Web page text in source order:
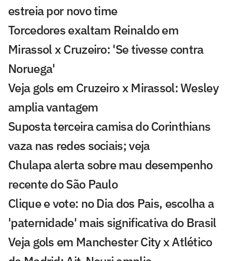
estreia por novo time
Torcedores exaltam Reinaldo em
Mirassol x Cruzeiro: 'Se tivesse contra
Noruega'
Veja gols em Cruzeiro x Mirassol: Wesley
amplia vantagem
Suposta terceira camisa do Corinthians
vaza nas redes sociais; veja
Chulapa alerta sobre mau desempenho
recente do São Paulo
Clique e vote: no Dia dos Pais, escolha a
'paternidade' mais significativa do Brasil
Veja gols em Manchester City x Atlético